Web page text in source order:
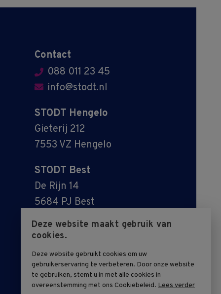
Contact
088 011 23 45
info@stodt.nl
STODT Hengelo
Gieterij 212
7553 VZ Hengelo
STODT Best
De Rijn 14
5684 PJ Best
Deze website maakt gebruik van
cookies.
Deze website gebruikt cookies om uw
gebruikerservaring te verbeteren. Door onze website
te gebruiken, stemt u in met alle cookies in
overeenstemming met ons Cookiebeleid. Lees verder